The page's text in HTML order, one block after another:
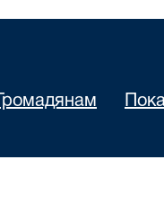
Громадянам